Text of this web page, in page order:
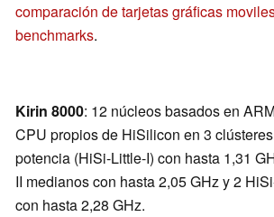
comparación de tarjetas gráficas
benchmarks.
Kirin 8000: 12 núcleos basados en
CPU propios de HiSilicon en 3
potencia (HiSi-Little-I) con hasta 1,31
II medianos con hasta 2,05 GHz y 2
con hasta 2,28 GHz.